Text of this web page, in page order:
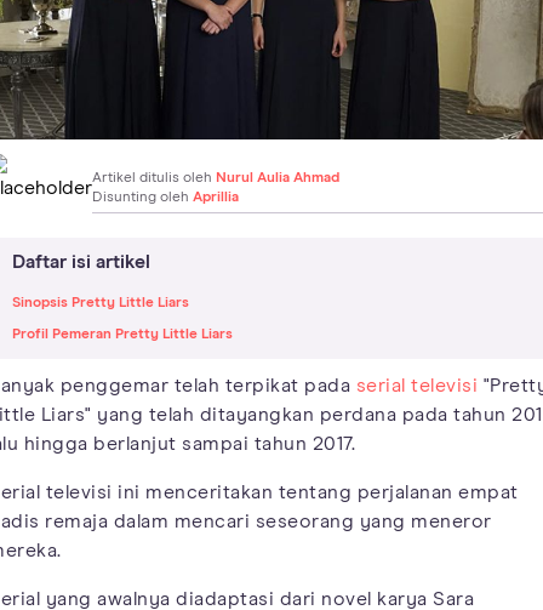
Artikel ditulis oleh Nurul Aulia Ahmad
Disunting oleh Aprillia
Daftar isi artikel
Sinopsis Pretty Little Liars
Profil Pemeran Pretty Little Liars
penggemar telah terpikat pada serial televisi
Liars" yang telah ditayangkan perdana pada tahun
hingga berlanjut sampai tahun 2017.
televisi ini menceritakan tentang perjalanan empat
remaja dalam mencari seseorang yang meneror
yang awalnya diadaptasi dari novel karya Sara